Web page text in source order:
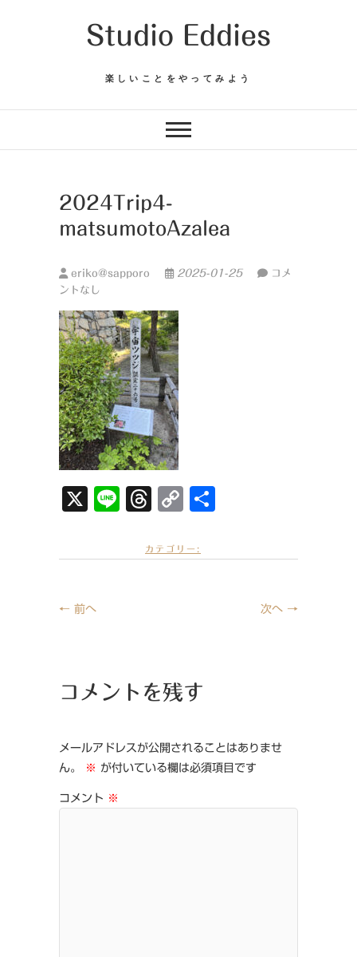
Studio Eddies
楽しいことをやってみよう
2024Trip4-
matsumotoAzalea
eriko@sapporo 2025-01-25
コメ
ントなし
X
Li
T
e
C
p
カテゴリー:
← 前へ 次へ →
コメントを残す
メールアドレスが公開されることはありませ
ん。
※ が付いている欄は必須項目です
コメント ※